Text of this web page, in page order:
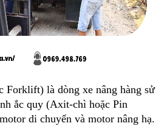
Forklift) là dòng xe nâng hàng sử
ắc quy (Axit-chì hoặc Pin
di chuyển và motor nâng hạ.